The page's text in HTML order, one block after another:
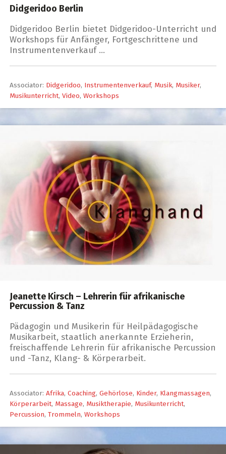
Didgeridoo Berlin
Didgeridoo Berlin bietet Didgeridoo-Unterricht und
Workshops für Anfänger, Fortgeschrittene und
Instrumentenverkauf …
Associator: Didgeridoo, Instrumentenverkauf, Musik, Musiker,
Musikunterricht, Video, Workshops
Jeanette Kirsch – Lehrerin für afrikanische
Percussion & Tanz
Pädagogin und Musikerin für Heilpädagogische
Musikarbeit, staatlich anerkannte Erzieherin,
freischaffende Lehrerin für afrikanische Percussion
und -Tanz, Klang- & Körperarbeit.
Associator: Afrika, Coaching, Gehörlose, Kinder, Klangmassagen,
Körperarbeit, Massage, Musiktherapie, Musikunterricht,
Percussion, Trommeln, Workshops